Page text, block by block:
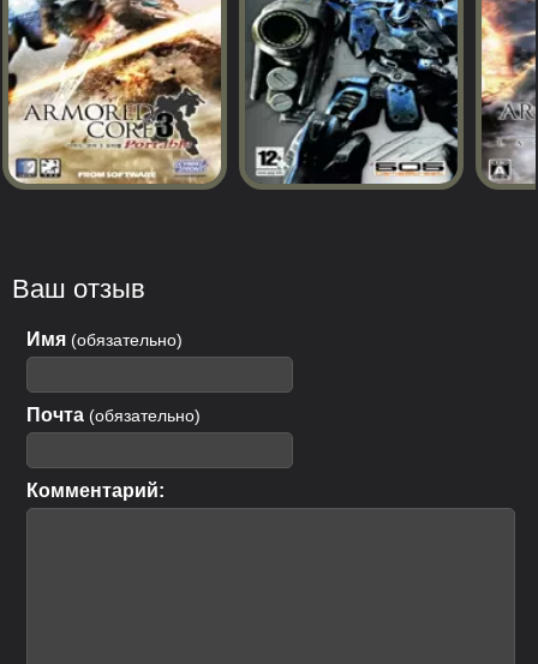
Ваш отзыв
Имя (обязательно)
Почта (обязательно)
Комментарий: